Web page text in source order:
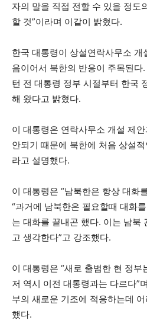
자의 말을 직접 전할 수 있을 정도
할 것”이라며 이같이 밝혔다.
한국 대통령이 상설연락사무소 개
음이어서 북한의 반응이 주목된다
턴 전 대통령 정부 시절부터 한국
해 왔다고 밝혔다.
이 대통령은 연락사무소 개설 제
안되기 때문에 북한에 처음 상설
라고 설명했다.
이 대통령은 “남북한은 항상 대화
“과거에 남북한은 필요할때 대화
는 대화를 끝내곤 했다. 이는 남북
고 생각한다”고 강조했다.
이 대통령은 “새로 출범한 현 정
저 역시 이전 대통령과는 다르다”
부의 새로운 기조에 적응하는데
했다.